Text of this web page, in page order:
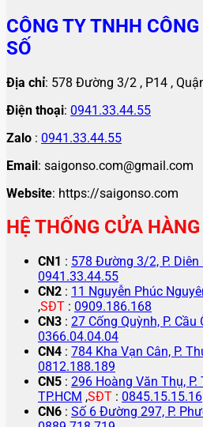
CÔNG TY TNHH
SỐ
Địa chỉ: 578 Đường 3/2 , P14 ,
Điện thoại: 0941.33.44.55
Zalo : 0941.33.44.55
Email: saigonso.com@gmail.com
Website: https://saigonso.com
HỆ THỐNG CỬA HÀNG
CN1 : 578 Đường 3/2, P. Diên
0941.33.44.55
CN2 : 11 Nguyễn Phúc
,SĐT : 0909.186.168
CN3 : 27 Cống Quỳnh, P. Cầu
0366.04.04.04
CN4 : 784 Kha Vạn Cân, P.
0812.188.189
CN5 : 296 Hoàng Văn Thụ, P.
TP.HCM ,SĐT : 0845.15.15.16
CN6 : Số 6 Đường 297, P.